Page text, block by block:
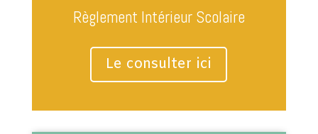
Règlement Intérieur Scolaire
Le consulter ici